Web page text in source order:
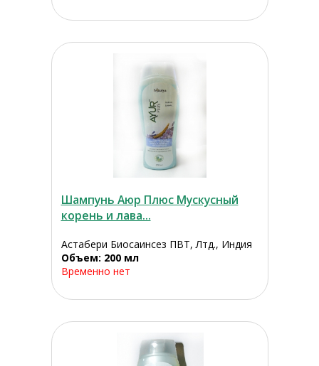
Шампунь Аюр Плюс Мускусный
корень и лава...
Астабери Биосаинсез ПВТ, Лтд., Индия
Объем: 200 мл
Временно нет